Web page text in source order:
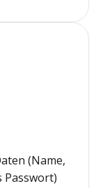
(Name,
Passwort)